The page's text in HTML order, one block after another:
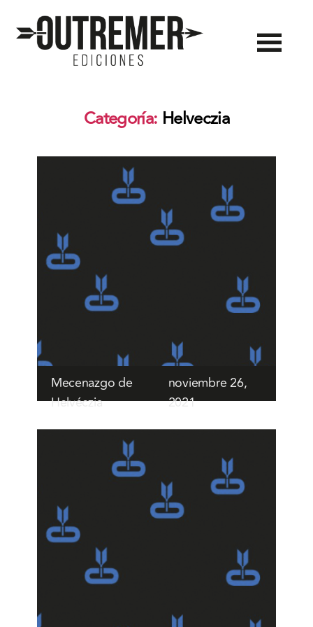
Categoría: Helveczia
Mecenazgo de
Helvéczia
noviembre 26,
2021